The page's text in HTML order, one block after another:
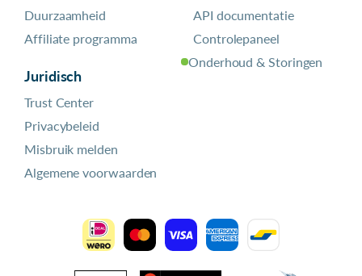
Duurzaamheid
Affiliate programma
Juridisch
Trust Center
Privacybeleid
Misbruik melden
Algemene voorwaarden
API documentatie
Controlepaneel
Onderhoud & Storingen